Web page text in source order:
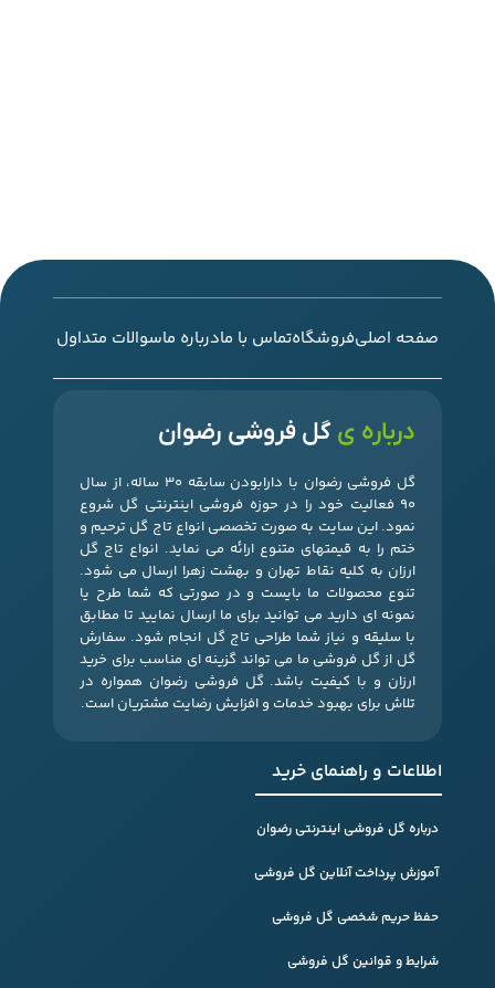
صفحه اصلیفروشگاهتماس با مادرباره ماسوالات متداول
درباره ی گل فروشی رضوان
گل فروشی رضوان با دارابودن سابقه 30 ساله، از سال
90 فعالیت خود را در حوزه فروشی اینترنتی گل شروع
نمود. این سایت به صورت تخصصی انواع تاج گل ترحیم و
ختم را به قیمتهای متنوع ارائه می نماید. انواع تاج گل
ارزان به کلیه نقاط تهران و بهشت زهرا ارسال می شود.
تنوع محصولات ما بایست و در صورتی که شما طرح یا
نمونه ای دارید می توانید برای ما ارسال نمایید تا مطابق
با سلیقه و نیاز شما طراحی تاج گل انجام شود. سفارش
گل از گل فروشی ما می تواند گزینه ای مناسب برای خرید
ارزان و با کیفیت باشد. گل فروشی رضوان همواره در
تلاش برای بهبود خدمات و افزایش رضایت مشتریان است.
اطلاعات و راهنمای خرید
درباره گل فروشی اینترنتی رضوان
آموزش پرداخت آنلاین گل فروشی
حفظ حریم شخصی گل فروشی
شرایط و قوانین گل فروشی